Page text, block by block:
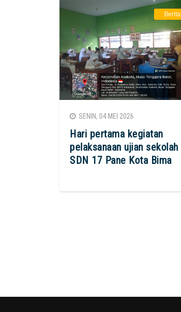
Berita
SENIN, 04 MEI 2026
Hari pertama kegiatan
pelaksanaan ujian sekolah
SDN 17 Pane Kota Bima